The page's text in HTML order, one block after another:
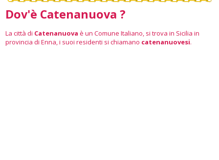
Dov'è Catenanuova ?
La città di Catenanuova è un Comune Italiano, si trova in Sicilia in
provincia di Enna, i suoi residenti si chiamano catenanuovesi.